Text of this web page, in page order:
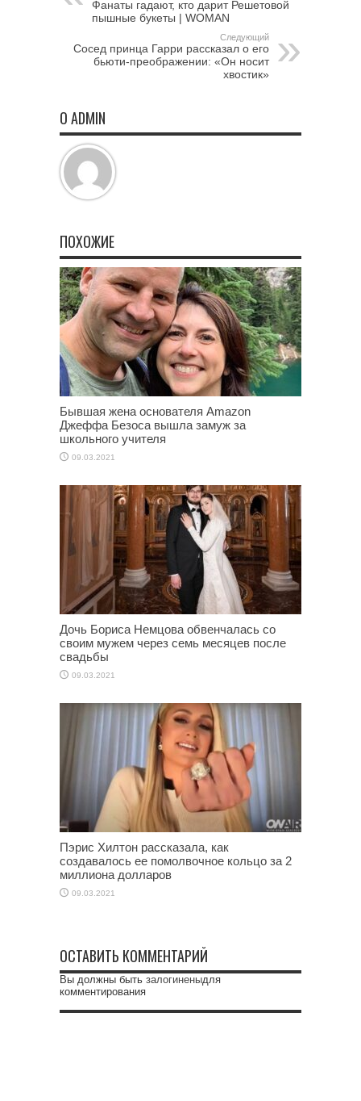
Фанаты гадают, кто дарит Решетовой
пышные букеты | WOMAN
Следующий
Сосед принца Гарри рассказал о его
бьюти-преображении: «Он носит
хвостик»
О ADMIN
ПОХОЖИЕ
Бывшая жена основателя Amazon
Джеффа Безоса вышла замуж за
школьного учителя
09.03.2021
Дочь Бориса Немцова обвенчалась со
своим мужем через семь месяцев после
свадьбы
09.03.2021
Пэрис Хилтон рассказала, как
создавалось ее помолвочное кольцо за 2
миллиона долларов
09.03.2021
ОСТАВИТЬ КОММЕНТАРИЙ
Вы должны быть залогиненыдля
комментирования